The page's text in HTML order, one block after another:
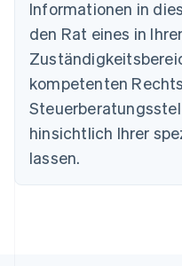
Informationen in
den Rat eines in
kompetenten
hinsichtlich Ihrer
lassen.
Bulgarien
English
Dänemark
English
Deutschland
DeutschEnglish
English
Festlandchina